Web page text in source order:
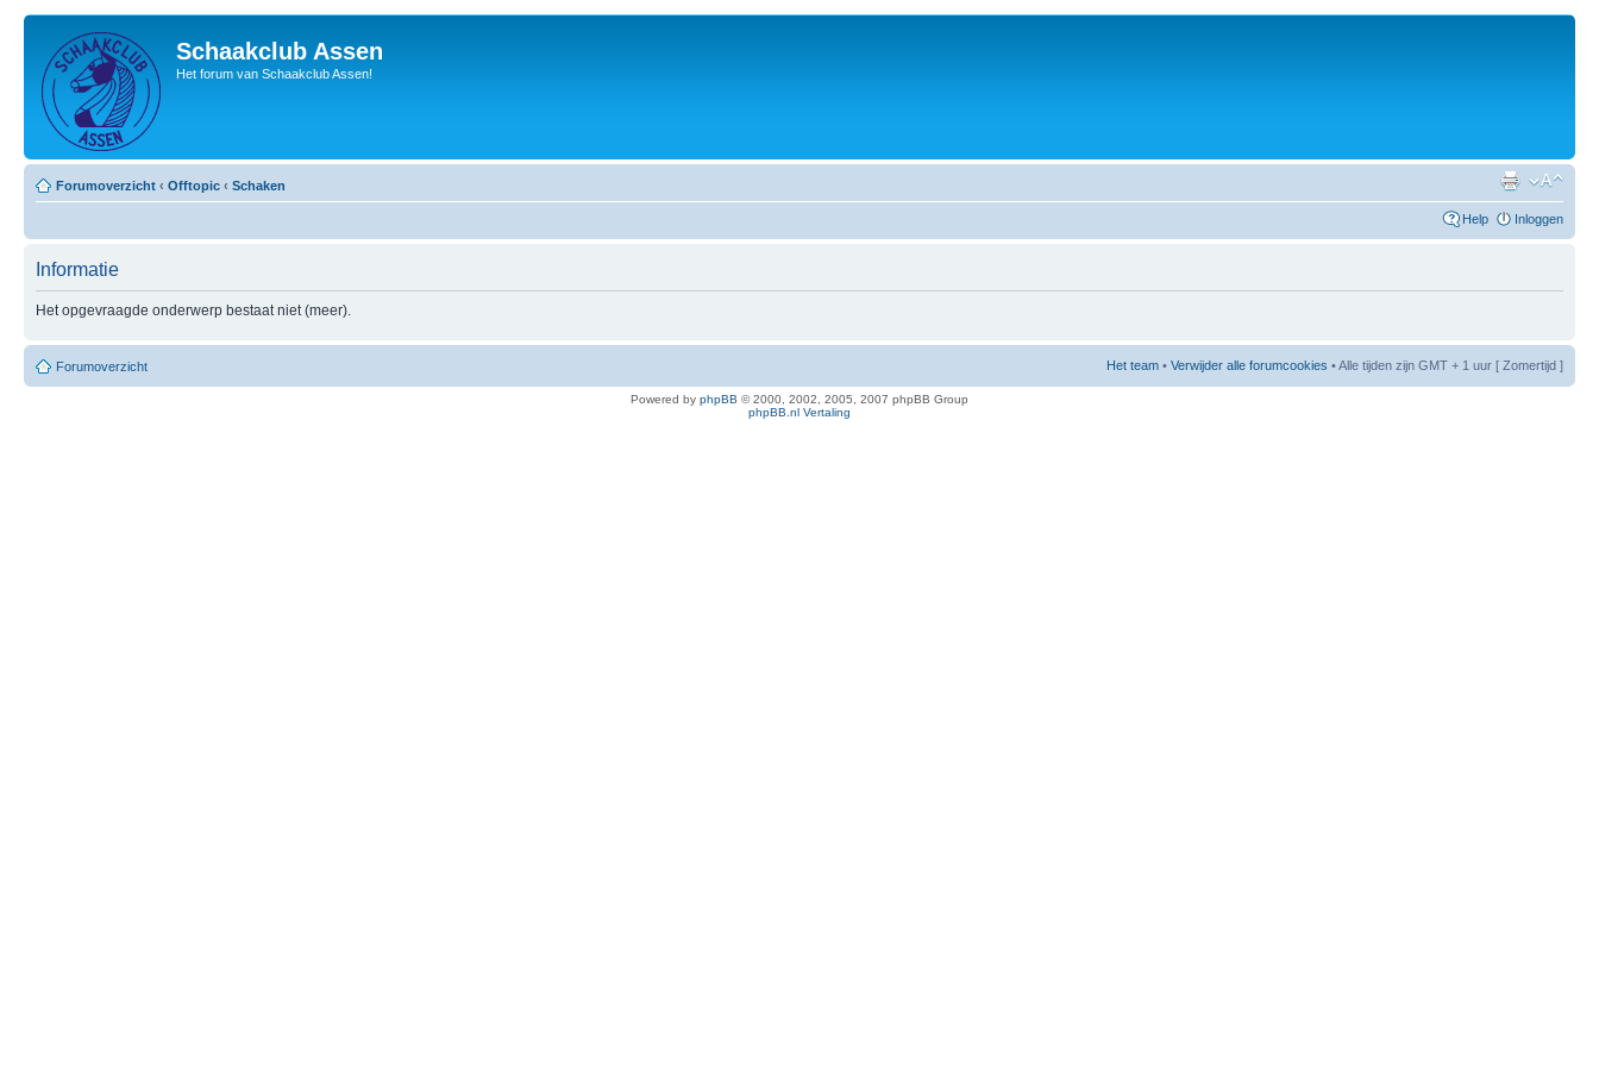
Schaakclub Assen
Het forum van Schaakclub Assen!
Forumoverzicht ‹ Offtopic ‹ Schaken
Help Inloggen
Informatie
Het opgevraagde onderwerp bestaat niet (meer).
Forumoverzicht Het team • Verwijder alle forumcookies • Alle tijden zijn GMT + 1 uur [ Zomertijd ]
Powered by phpBB © 2000, 2002, 2005, 2007 phpBB Group
phpBB.nl Vertaling